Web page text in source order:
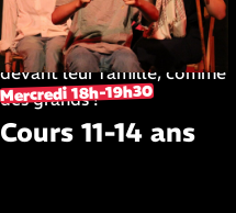
apprentis comédiens
joueront leur spectacle
devant leur famille, comme
des grands !
Mercredi 18h-19h30
Cours 11-14 ans